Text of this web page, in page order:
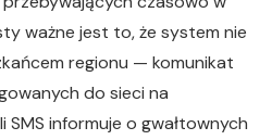
ważne jest to, że system nie
regionu — komunikat
do sieci na
SMS informuje o gwałtownych